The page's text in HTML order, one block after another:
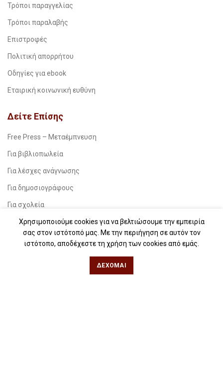
Τρόποι παραγγελίας
Τρόποι παραλαβής
Επιστροφές
Πολιτική απορρήτου
Οδηγίες για ebook
Εταιρική κοινωνική ευθύνη
Δείτε Επίσης
Free Press – Μεταέμπνευση
Για βιβλιοπωλεία
Για λέσχες ανάγνωσης
Για δημοσιογράφους
Για σχολεία
Για βιβλιοφιλικές ομάδες
Θεσσαλονίκη
Χρησιμοποιούμε cookies για να βελτιώσουμε την εμπειρία
σας στον ιστότοπό μας. Με την περιήγηση σε αυτόν τον
ιστότοπο, αποδέχεστε τη χρήση των cookies από εμάς.
ΔΈΧΟΜΑΙ